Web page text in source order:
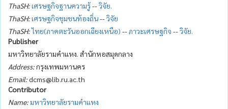
ThaSH:เศรษฐกิจฐานความรู้--วิจัย.
ThaSH:เศรษฐกิจชุมชนท้องถิ่น--วิจัย
ThaSH:ไทย(ภาคตะวันออกเฉียงเหนือ) --ภาวะเศรษฐกิจ --วิจัย.
Publisher
มหาวิทยาลัยรามคำแหง. สำนักหอสมุดกลาง
Address:กรุงเทพมหานคร
Email:dcms@lib.ru.ac.th
Contributor
Name:มหาวิทยาลัยรามคำแหง